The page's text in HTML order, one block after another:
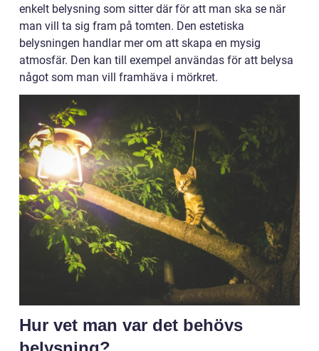
enkelt belysning som sitter där för att man ska se när
man vill ta sig fram på tomten. Den estetiska
belysningen handlar mer om att skapa en mysig
atmosfär. Den kan till exempel användas för att belysa
något som man vill framhäva i mörkret.
Hur vet man var det behövs